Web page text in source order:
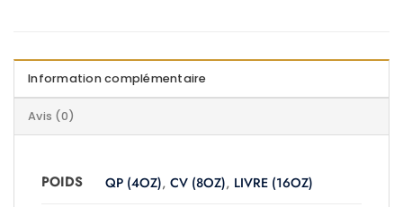
Information complémentaire
Avis (0)
POIDS QP (4OZ),CV (8OZ), LIVRE (16OZ)